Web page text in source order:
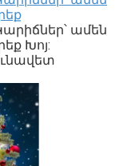
ամեն
Խոյ: